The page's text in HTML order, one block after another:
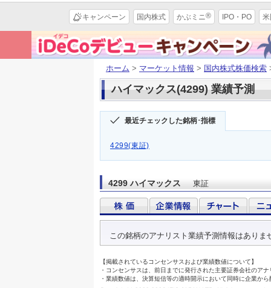
キャンペーン 国内株式 かぶミニ® IPO・PO
ホーム > マーケット情報 > 国内株式株価検索
ハイマックス(4299) 業績予測
最近チェックした銘柄･指標
4299(東証)
4299 ハイマックス 東証